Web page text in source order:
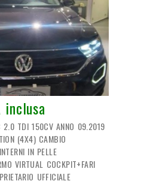
2.0 TDI 150CV ANNO 09.2019
(4X4) CAMBIO
IN PELLE
VIRTUAL COCKPIT+FARI
UFFICIALE